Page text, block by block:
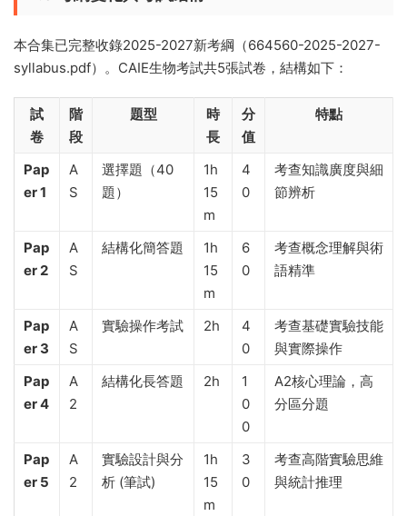
本合集已完整收錄2025-2027新考綱（664560-2025-2027-
syllabus.pdf）。CAIE生物考試共5張試卷，結構如下：
試
卷
階
段
題型
時
長
分
值
特點
Pap
er 1
A
S
選擇題（40
題）
1h
15
m
4
0
考查知識廣度與細
節辨析
Pap
er 2
A
S
結構化簡答題
1h
15
m
6
0
考查概念理解與術
語精準
Pap
er 3
A
S
實驗操作考試 2h
4
0
考查基礎實驗技能
與實際操作
Pap
er 4
A
2
結構化長答題 2h
1
0
0
A2核心理論，高
分區分題
Pap
er 5
A
2
實驗設計與分
析 (筆試)
1h
15
m
3
0
考查高階實驗思維
與統計推理